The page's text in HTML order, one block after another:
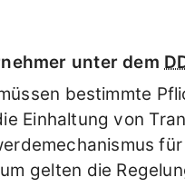
unter dem
bestimmte
Einhaltung von
gelten die